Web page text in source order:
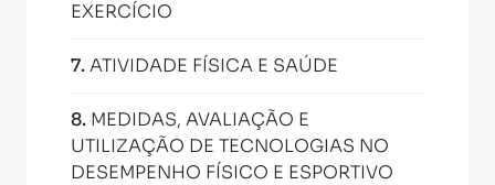
EXERCÍCIO
7.ATIVIDADE FÍSICA E SAÚDE
8. MEDIDAS, AVALIAÇÃO E
UTILIZAÇÃO DE TECNOLOGIAS NO
DESEMPENHO FÍSICO E ESPORTIVO